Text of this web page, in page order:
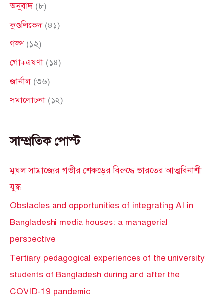
o
:
অনুবাদ(৮)
কুণ্ডলিভেদ(৪১)
গল্প(১২)
গো+এষণা (১৪)
জার্নাল (৩৬)
সমালোচনা (১২)
সাম্প্রতিক পোস্ট
মুঘল সাম্রাজ্যের গভীর শেকড়ের বিরুদ্ধে ভারতের আত্মবিনাশী
যুদ্ধ
Obstacles and opportunities of integrating AI in
Bangladeshi media houses: a managerial
perspective
Tertiary pedagogical experiences of the university
students of Bangladesh during and after the
COVID-19 pandemic